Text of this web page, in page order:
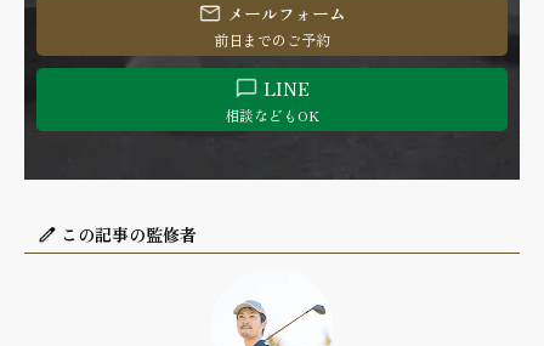
メールフォーム
前日までのご予約
LINE
相談などもOK
この記事の監修者